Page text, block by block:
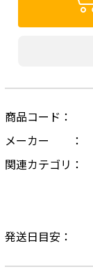
商品コード：
メーカー ：
関連カテゴリ：
発送日目安：